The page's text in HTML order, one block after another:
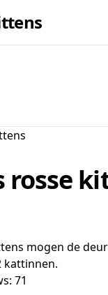
rosse
mogen de
kattinnen.
71